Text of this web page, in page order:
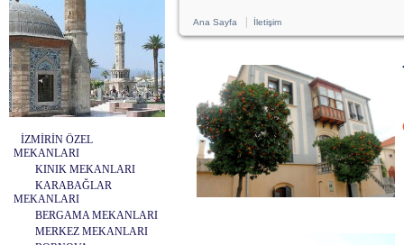
İZMİRİN ÖZEL
MEKANLARI
KINIK MEKANLARI
KARABAĞLAR
MEKANLARI
BERGAMA MEKANLARI
MERKEZ MEKANLARI
Ana Sayfa İletişim